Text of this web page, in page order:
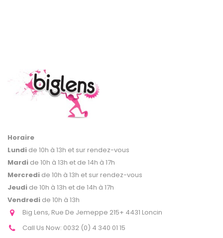
Horaire
Lundi de 10h à 13h et sur rendez-vous
Mardi de 10h à 13h et de 14h à 17h
Mercredi de 10h à 13h et sur rendez-vous
Jeudi de 10h à 13h et de 14h à 17h
Vendredi de 10h à 13h
Big Lens, Rue De Jemeppe 215+ 4431 Loncin
Call Us Now: 0032 (0) 4 340 01 15